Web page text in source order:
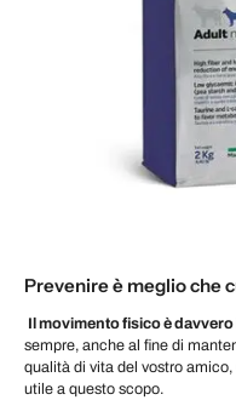
Prevenire è meglio che
Il movimento fisico è
sempre, anche al fine di
qualità di vita del vostro
utile a questo scopo.